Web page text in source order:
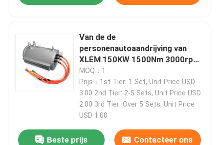
Thuis
Over Ons
Van de de
personenautoaandrijving van
XLEM 150KW 1500Nm 3000rpm
de motorefficiency van motor
MOQ：1
Prijs：1st Tier: 1 Set, Unit Price USD
3.00 2nd Tier: 2-5 Sets, Unit Price USD
2.00 3rd Tier: Over 5 Sets, Unit Price
USD 1.00
Beste prijs Contacteer ons